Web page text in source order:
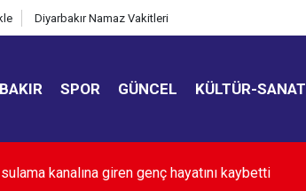
Diyarbakır Namaz Vakitleri
SPOR GÜNCEL KÜLTÜR-SANAT
buluşması